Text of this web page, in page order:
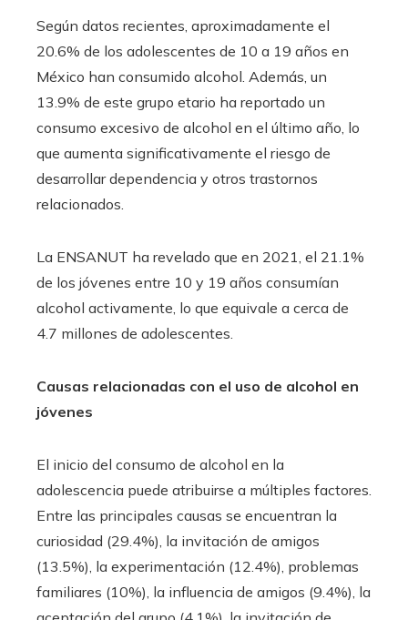
Según datos recientes, aproximadamente el
20.6% de los adolescentes de 10 a 19 años en
México han consumido alcohol. Además, un
13.9% de este grupo etario ha reportado un
consumo excesivo de alcohol en el último año, lo
que aumenta significativamente el riesgo de
desarrollar dependencia y otros trastornos
relacionados.
La ENSANUT ha revelado que en 2021, el 21.1%
de los jóvenes entre 10 y 19 años consumían
alcohol activamente, lo que equivale a cerca de
4.7 millones de adolescentes.
Causas relacionadas con el uso de alcohol en
jóvenes
El inicio del consumo de alcohol en la
adolescencia puede atribuirse a múltiples factores.
Entre las principales causas se encuentran la
curiosidad (29.4%), la invitación de amigos
(13.5%), la experimentación (12.4%), problemas
familiares (10%), la influencia de amigos (9.4%), la